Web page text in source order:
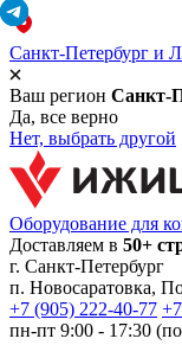
Санкт-Петербург и
Ваш регион Санкт-
Да, все верно
Нет, выбрать другой
Оборудование для
Доставляем в 50+
г. Санкт-Петербург
п. Новосаратовка,
+7 (905) 222-40-77
пн-пт 9:00 - 17:30